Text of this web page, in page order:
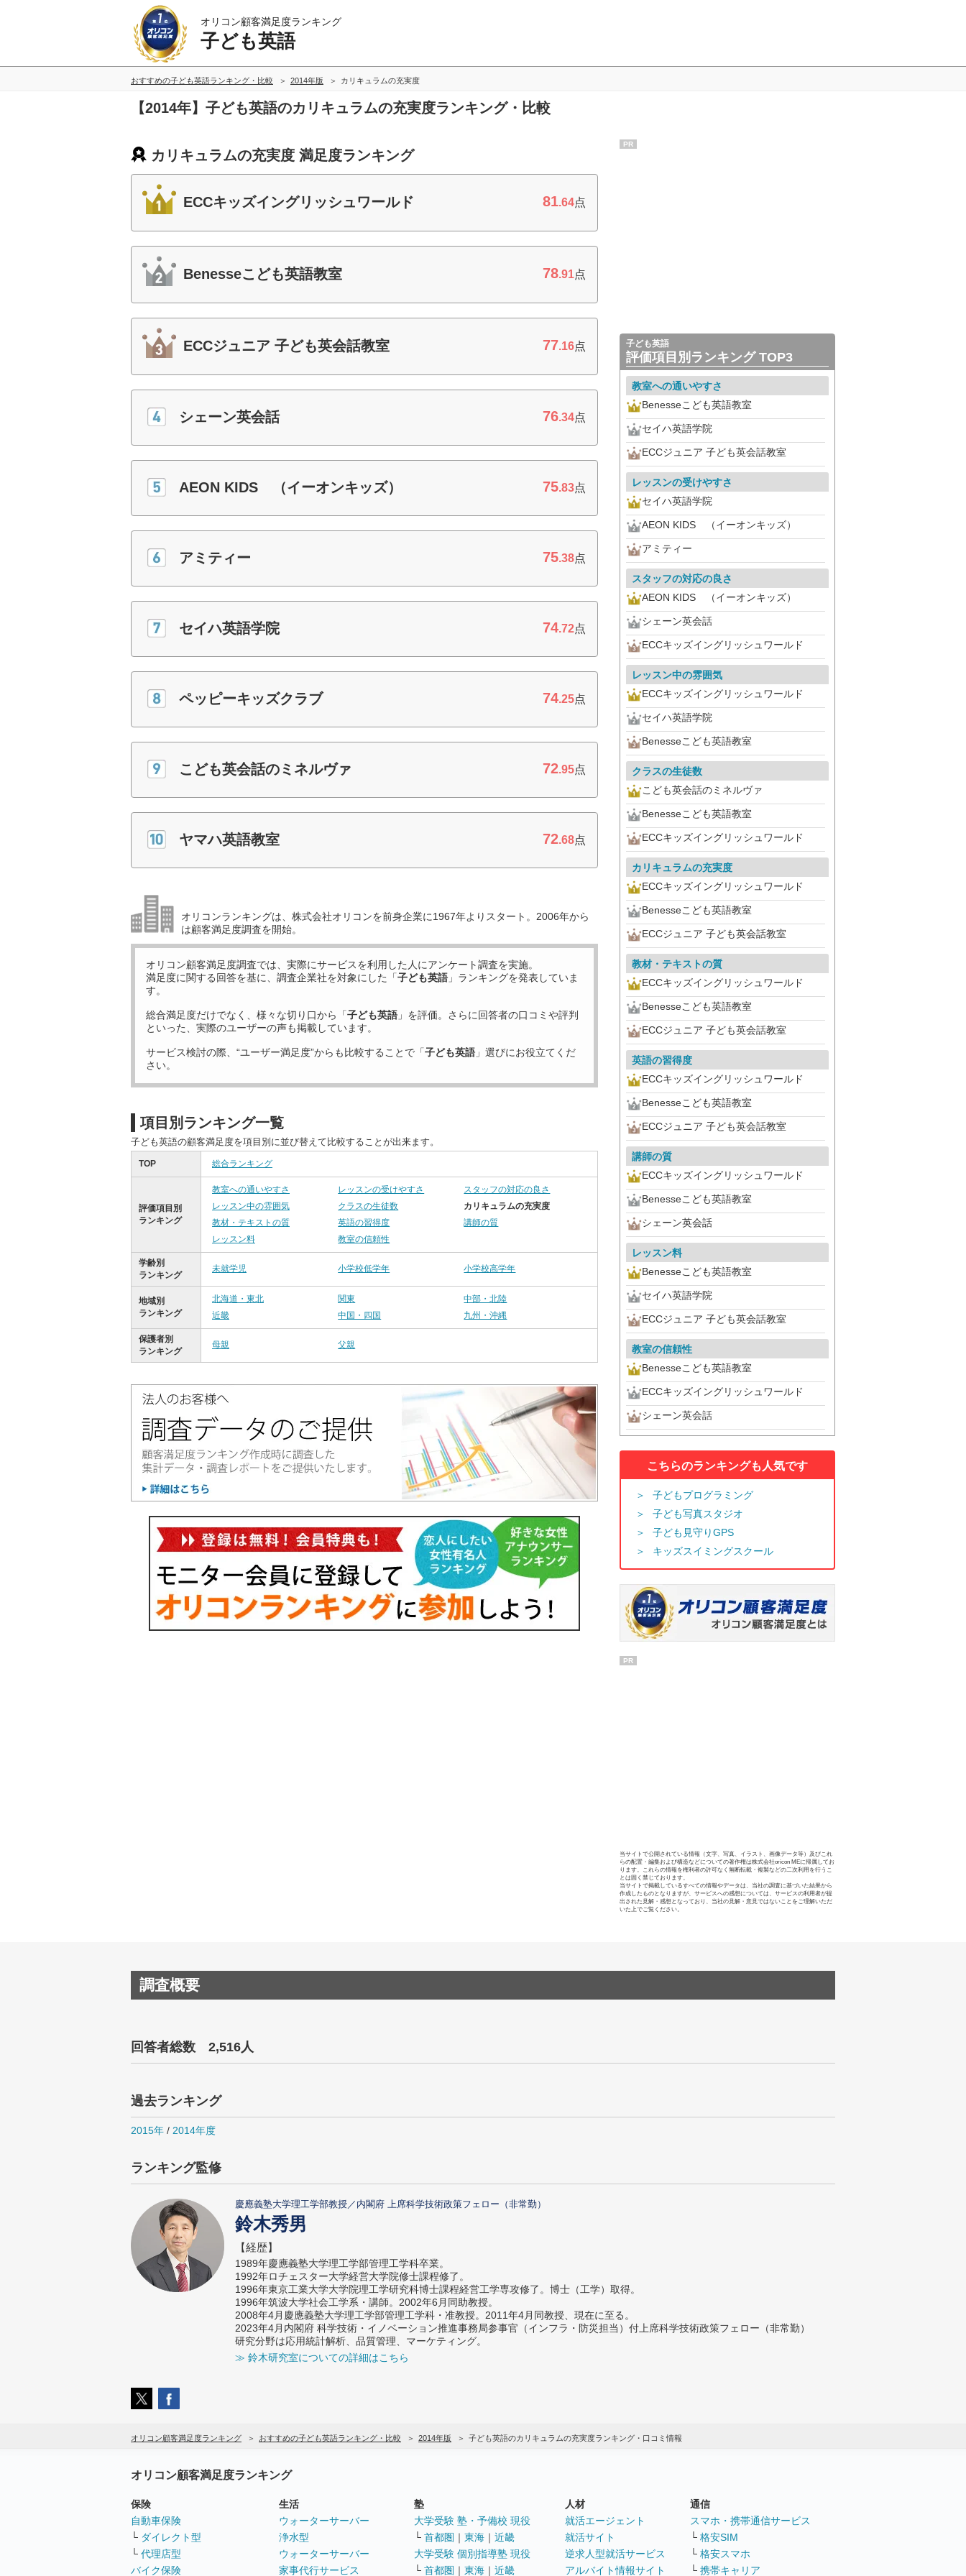
オリコン顧客満足度ランキング
子ども英語
おすすめの子ども英語ランキング・比較 2014年版 カリキュラムの充実度
【2014年】子ども英語のカリキュラムの充実度ランキング・比較
カリキュラムの充実度 満足度ランキング
ECCキッズイングリッシュワールド 81.64点
Benesseこども英語教室 78.91点
ECCジュニア 子ども英会話教室 77.16点
シェーン英会話 76.34点
AEON KIDS （イーオンキッズ） 75.83点
アミティー 75.38点
セイハ英語学院 74.72点
ペッピーキッズクラブ 74.25点
こども英会話のミネルヴァ 72.95点
ヤマハ英語教室 72.68点
オリコンランキングは、株式会社オリコンを前身企業に1967年よりスタート。2006年から
は顧客満足度調査を開始。
オリコン顧客満足度調査では、実際にサービスを利用した 人にアンケート調査を実施。
満足度に関する回答を基に、調査企業社を対象にした「子ども英語 」ランキングを発表していま
す。
総合満足度だけでなく、様々な切り口から「子ども英語 」を評価。さらに回答者の口コミや評判
といった、実際のユーザーの声も掲載しています。
サービス検討の際、“ユーザー満足度”からも比較することで「子ども英語 」選びにお役立てくだ
さい。
項目別ランキング一覧
子ども英語の顧客満足度を項目別に並び替えて比較することが出来ます。
TOP 総合ランキング
評価項目別
ランキング
教室への通いやすさ レッスンの受けやすさ
スタッフの対応の良さ
レッスン中の雰囲気
クラスの生徒数
カリキュラムの充実度
教材・テキストの質
英語の習得度
講師の質
レッスン料
教室の信頼性
学齢別
ランキング
未就学児 小学校低学年 小学校高学年
地域別
ランキング
北海道・東北 関東
中部・北陸
近畿
中国・四国 九州・沖縄
保護者別
ランキング
母親 父親
PR
子ども英語
評価項目別ランキング TOP3
教室への通いやすさ
Benesseこども英語教室
セイハ英語学院
ECCジュニア 子ども英会話教室
レッスンの受けやすさ
セイハ英語学院
AEON KIDS （イーオンキッズ）
アミティー
スタッフの対応の良さ
AEON KIDS （イーオンキッズ）
シェーン英会話
ECCキッズイングリッシュワールド
レッスン中の雰囲気
ECCキッズイングリッシュワールド
セイハ英語学院
Benesseこども英語教室
クラスの生徒数
こども英会話のミネルヴァ
Benesseこども英語教室
ECCキッズイングリッシュワールド
カリキュラムの充実度
ECCキッズイングリッシュワールド
Benesseこども英語教室
ECCジュニア 子ども英会話教室
教材・テキストの質
ECCキッズイングリッシュワールド
Benesseこども英語教室
ECCジュニア 子ども英会話教室
英語の習得度
ECCキッズイングリッシュワールド
Benesseこども英語教室
ECCジュニア 子ども英会話教室
講師の質
ECCキッズイングリッシュワールド
Benesseこども英語教室
シェーン英会話
レッスン料
Benesseこども英語教室
セイハ英語学院
ECCジュニア 子ども英会話教室
教室の信頼性
Benesseこども英語教室
ECCキッズイングリッシュワールド
シェーン英会話
こちらのランキングも人気です
子どもプログラミング
子ども写真スタジオ
子ども見守りGPS
キッズスイミングスクール
PR
当サイトで公開されている情報（文字、写真、イラスト、画像データ等）及びこれ
らの配置・編集および構造などについての著作権は株式会社oricon MEに帰属してお
ります。これらの情報を権利者の許可なく無断転載・複製などの二次利用を行うこ
とは固く禁じております。
当サイトで掲載しているすべての情報やデータは、当社の調査に基づいた結果から
作成したものとなりますが、サービスへの感想については、サービスの利用者が提
出された見解・感想となっており、当社の見解・意見ではないことをご理解いただ
いた上でご覧ください。
調査概要
回答者総数 2,516人
過去ランキング
2015年 / 2014年度
ランキング監修
慶應義塾大学理工学部教授／内閣府 上席科学技術政策フェロー（非常勤）
鈴木秀男
【経歴】
1989年慶應義塾大学理工学部管理工学科卒業。
1992年ロチェスター大学経営大学院修士課程修了。
1996年東京工業大学大学院理工学研究科博士課程経営工学専攻修了。博士（工学）取得。
1996年筑波大学社会工学系・講師。2002年6月同助教授。
2008年4月慶應義塾大学理工学部管理工学科・准教授。2011年4月同教授、現在に至る。
2023年4月内閣府 科学技術・イノベーション推進事務局参事官（インフラ・防災担当）付上席科学技術政策フェロー（非常勤）
研究分野は応用統計解析、品質管理、マーケティング。
≫ 鈴木研究室についての詳細はこちら
オリコン顧客満足度ランキング おすすめの子ども英語ランキング・比較 2014年版 子ども英語のカリキュラムの充実度ランキング・口コミ情報
オリコン顧客満足度ランキング
保険
自動車保険
└ ダイレクト型
└ 代理店型
バイク保険
生活
ウォーターサーバー
浄水型
ウォーターサーバー
家事代行サービス
塾
大学受験 塾・予備校 現役
└ 首都圏 ｜ 東海 ｜ 近畿
大学受験 個別指導塾 現役
└ 首都圏 ｜ 東海 ｜ 近畿
人材
就活エージェント
就活サイト
逆求人型就活サービス
アルバイト情報サイト
通信
スマホ・携帯通信サービス
└ 格安SIM
└ 格安スマホ
└ 携帯キャリア